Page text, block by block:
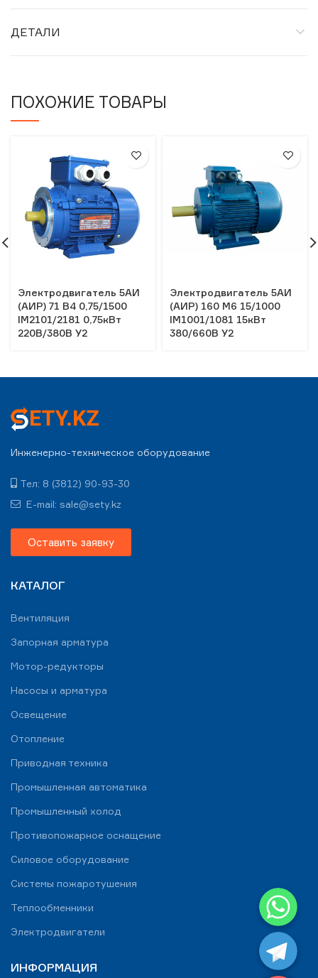
ДЕТАЛИ
ПОХОЖИЕ ТОВАРЫ
Электродвигатель 5АИ
(АИР) 71 В4 0,75/1500
IM2101/2181 0,75кВт
220В/380В У2
Электродвигатель 5АИ
(АИР) 160 М6 15/1000
IM1001/1081 15кВт
380/660В У2
Инженерно-техническое оборудование
Тел: 8 (3812) 90-93-30
E-mail: sale@sety.kz
Оставить заявку
КАТАЛОГ
Вентиляция
Запорная арматура
Мотор-редукторы
Насосы и арматура
Освещение
Отопление
Приводная техника
Промышленная автоматика
Промышленный холод
Противопожарное оснащение
Силовое оборудование
Системы пожаротушения
Теплообменники
Электродвигатели
ИНФОРМАЦИЯ
WhatsApp
Telegram